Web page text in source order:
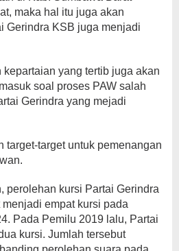
maka hal itu juga akan
Gerindra KSB juga menjadi
yang tertib juga akan
soal proses PAW salah
Gerindra yang mejadi
target-target untuk pemenangan
perolehan kursi Partai Gerindra
empat kursi pada
Pada Pemilu 2019 lalu, Partai
kursi. Jumlah tersebut